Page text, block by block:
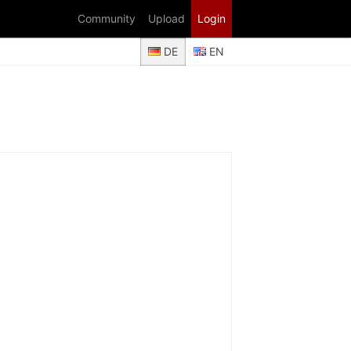
Login
Upload
Community
DE EN